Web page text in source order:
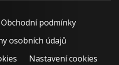
Obchodní podmínky
osobních údajů
Nastavení cookies